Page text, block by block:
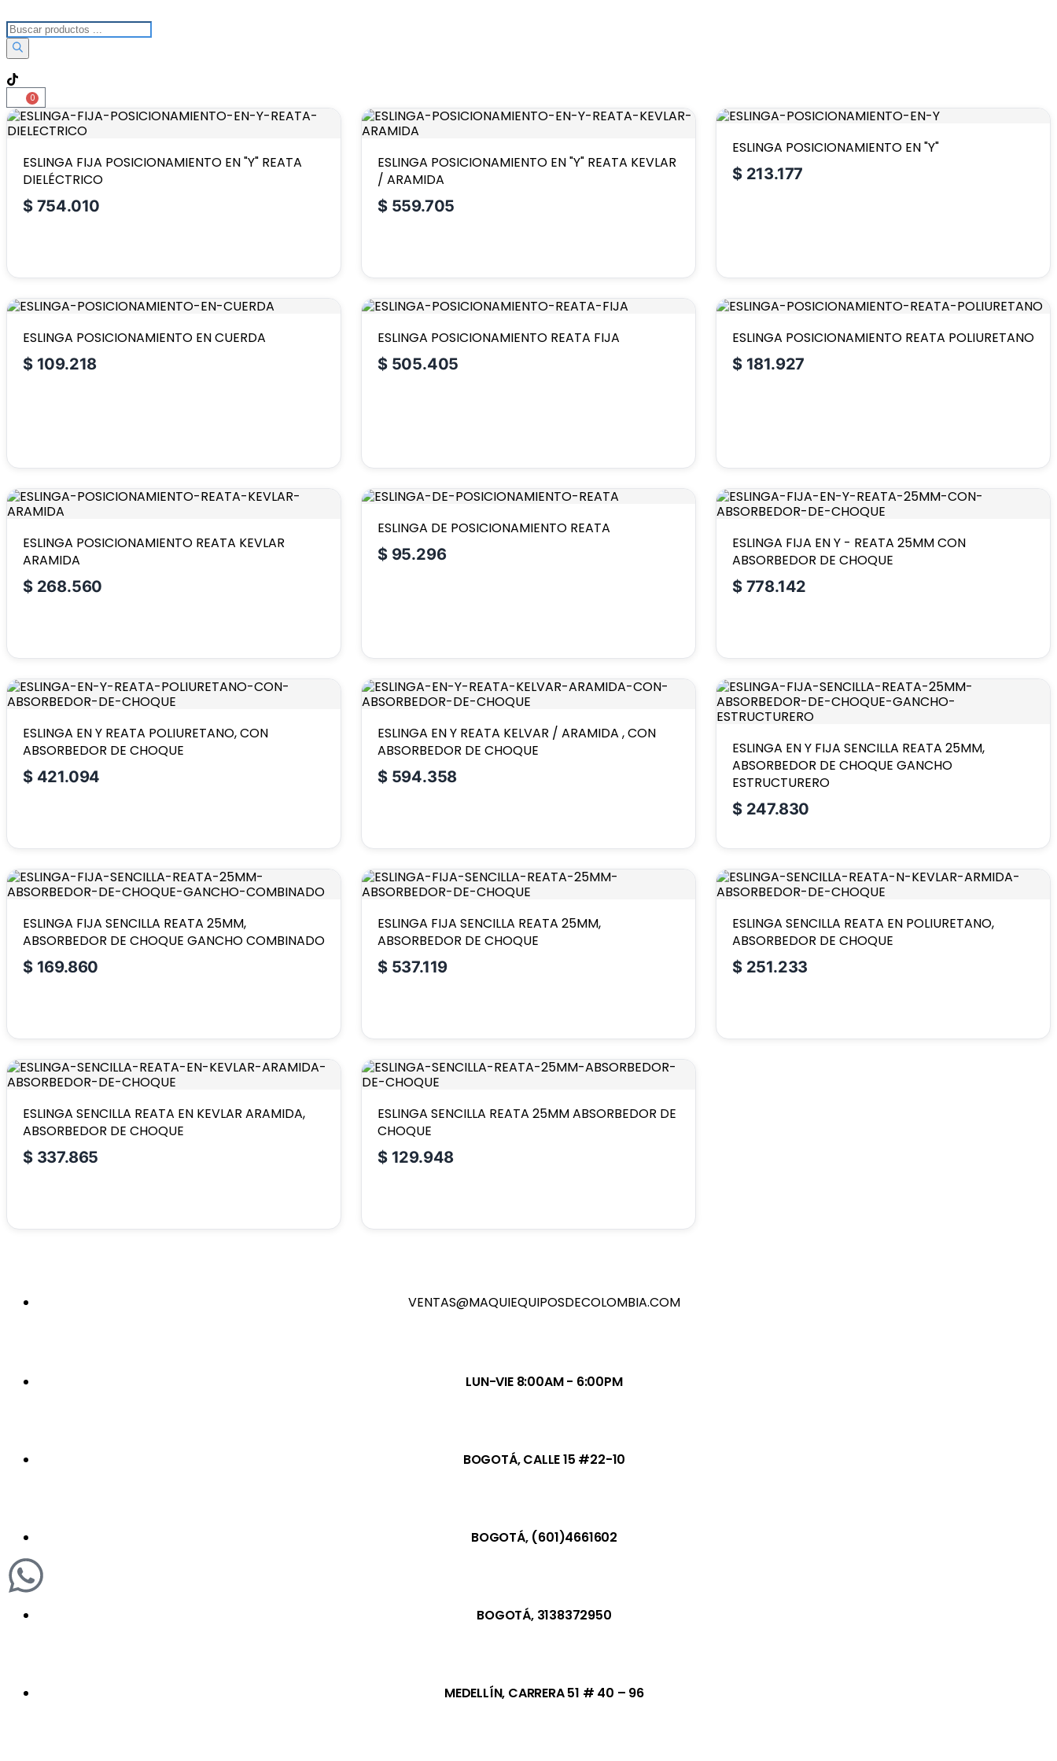
0
ESLINGA FIJA POSICIONAMIENTO EN "Y" REATA
DIELÉCTRICO
$754.010
ESLINGA POSICIONAMIENTO EN "Y" REATA KEVLAR
/ ARAMIDA
$559.705
ESLINGA POSICIONAMIENTO EN "Y"
$213.177
ESLINGA POSICIONAMIENTO EN CUERDA
$109.218
ESLINGA POSICIONAMIENTO REATA FIJA
$505.405
ESLINGA POSICIONAMIENTO REATA POLIURETANO
$181.927
ESLINGA POSICIONAMIENTO REATA KEVLAR
ARAMIDA
$268.560
ESLINGA DE POSICIONAMIENTO REATA
$95.296
ESLINGA FIJA EN Y - REATA 25MM CON
ABSORBEDOR DE CHOQUE
$778.142
ESLINGA EN Y REATA POLIURETANO, CON
ABSORBEDOR DE CHOQUE
$421.094
ESLINGA EN Y REATA KELVAR / ARAMIDA , CON
ABSORBEDOR DE CHOQUE
$594.358
ESLINGA EN Y FIJA SENCILLA REATA 25MM,
ABSORBEDOR DE CHOQUE GANCHO
ESTRUCTURERO
$247.830
ESLINGA FIJA SENCILLA REATA 25MM,
ABSORBEDOR DE CHOQUE GANCHO COMBINADO
$169.860
ESLINGA FIJA SENCILLA REATA 25MM,
ABSORBEDOR DE CHOQUE
$537.119
ESLINGA SENCILLA REATA EN POLIURETANO,
ABSORBEDOR DE CHOQUE
$251.233
ESLINGA SENCILLA REATA EN KEVLAR ARAMIDA,
ABSORBEDOR DE CHOQUE
$337.865
ESLINGA SENCILLA REATA 25MM ABSORBEDOR DE
CHOQUE
$129.948
VENTAS@MAQUIEQUIPOSDECOLOMBIA.COM
LUN-VIE 8:00AM - 6:00PM
BOGOTÁ, CALLE 15 #22-10
BOGOTÁ, (601)4661602
BOGOTÁ, 3138372950
MEDELLÍN, CARRERA 51 # 40 – 96​